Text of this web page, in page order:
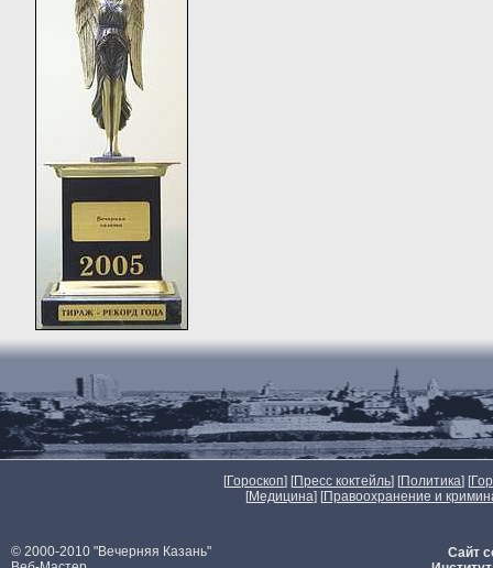
[Гороскоп] [Пресс коктейль] [Политика] [
[Медицина] [Правоохранение и
© 2000-2010 "Вечерняя Казань"
Сайт